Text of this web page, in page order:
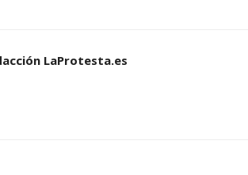
LaProtesta.es